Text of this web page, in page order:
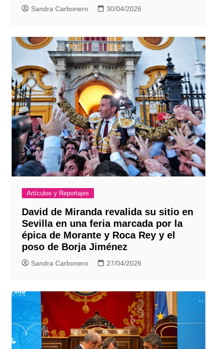
Sandra Carbonero 30/04/2026
Artículos y Reportajes
David de Miranda revalida su sitio en
Sevilla en una feria marcada por la
épica de Morante y Roca Rey y el
poso de Borja Jiménez
Sandra Carbonero 27/04/2026